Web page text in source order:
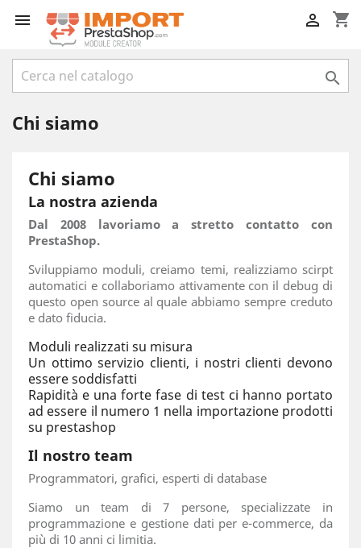
 shopping_cart


Chi siamo
Chi siamo
La nostra azienda
Dal 2008 lavoriamo a stretto contatto con
PrestaShop.
Sviluppiamo moduli, creiamo temi, realizziamo scirpt
automatici e collaboriamo attivamente con il debug di
questo open source al quale abbiamo sempre creduto
e dato fiducia.
Moduli realizzati su misura
Un ottimo servizio clienti, i nostri clienti devono
essere soddisfatti
Rapidità e una forte fase di test ci hanno portato
ad essere il numero 1 nella importazione prodotti
su prestashop
Il nostro team
Programmatori, grafici, esperti di database
Siamo un team di 7 persone, specializzate in
programmazione e gestione dati per e-commerce, da
più di 10 anni ci limitia.